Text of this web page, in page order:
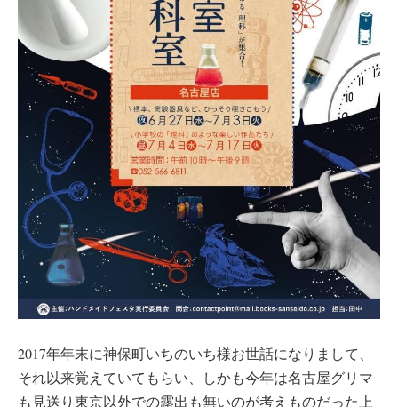
2017年年末に神保町いちのいち様お世話になりまして、
それ以来覚えていてもらい、しかも今年は名古屋グリマ
も見送り東京以外での露出も無いのが考えものだった上